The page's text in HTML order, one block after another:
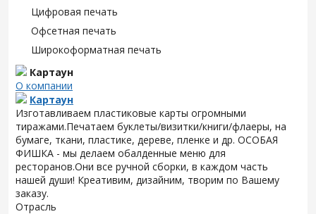
Цифровая печать
Офсетная печать
Широкоформатная печать
Картаун
О компании
Картаун
Изготавливаем пластиковые карты огромными
тиражами.Печатаем буклеты/визитки/книги/флаеры, на
бумаге, ткани, пластике, дереве, пленке и др. ОСОБАЯ
ФИШКА - мы делаем обалденные меню для
ресторанов.Они все ручной сборки, в каждом часть
нашей души! Креативим, дизайним, творим по Вашему
заказу.
Отрасль